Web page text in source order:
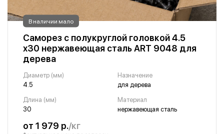
В наличии мало
Саморез с полукруглой головкой 4.5
х30 нержавеющая сталь ART 9048 для
дерева
Диаметр (мм)
4.5
Назначение
для дерева
Длина (мм)
30
Материал
нержавеющая сталь
от 1 979 р./кг